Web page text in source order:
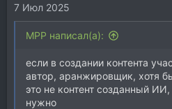
7 Июл 2025
MPP написал(а):
если в создании контента
автор, аранжировщик, хотя
это не контент созданный
нужно